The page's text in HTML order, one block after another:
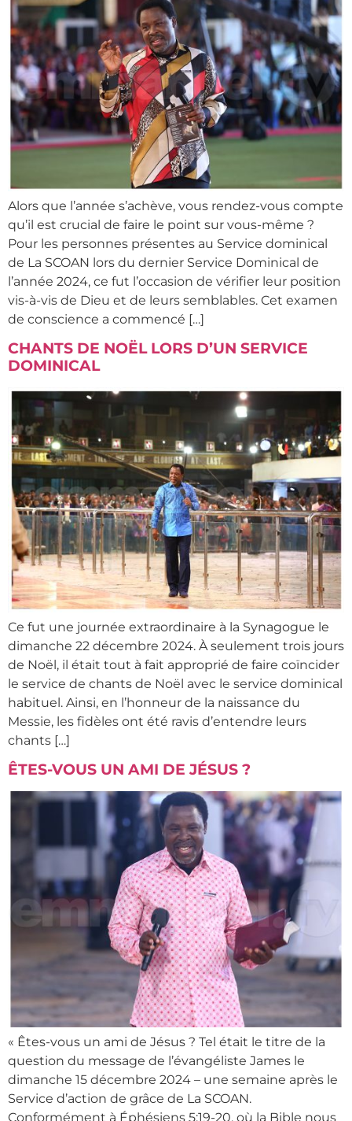
Alors que l’année s’achève, vous rendez-vous compte
qu’il est crucial de faire le point sur vous-même ?
Pour les personnes présentes au Service dominical
de La SCOAN lors du dernier Service Dominical de
l’année 2024, ce fut l’occasion de vérifier leur position
vis-à-vis de Dieu et de leurs semblables. Cet examen
de conscience a commencé […]
CHANTS DE NOËL LORS D’UN SERVICE
DOMINICAL
Ce fut une journée extraordinaire à la Synagogue le
dimanche 22 décembre 2024. À seulement trois jours
de Noël, il était tout à fait approprié de faire coïncider
le service de chants de Noël avec le service dominical
habituel. Ainsi, en l’honneur de la naissance du
Messie, les fidèles ont été ravis d’entendre leurs
chants […]
ÊTES-VOUS UN AMI DE JÉSUS ?
« Êtes-vous un ami de Jésus ? Tel était le titre de la
question du message de l’évangéliste James le
dimanche 15 décembre 2024 – une semaine après le
Service d’action de grâce de La SCOAN.
Conformément à Éphésiens 5:19-20, où la Bible nous